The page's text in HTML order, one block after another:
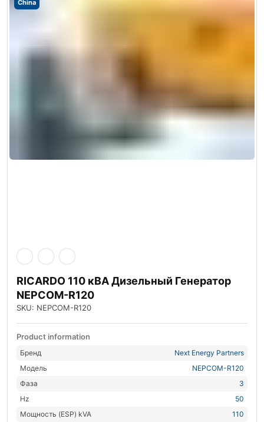
China
RICARDO 110 кВА Дизельный Генератор
NEPCOM-R120
SKU: NEPCOM-R120
Product information
Бренд
Next Energy Partners
Модель
NEPCOM-R120
Фаза
3
Hz
50
Мощность (ESP) kVA
110